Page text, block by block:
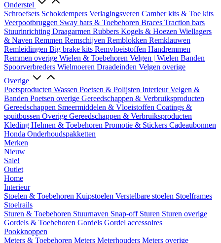
Onderstel
Schroefsets Schokdempers Verlagingsveren Camber kits & Toe kits
Veerpootbruggen Sway bars & Toebehoren Braces Traction bars
Stuurinrichting Draagarmen Rubbers Kogels & Hoezen Wiellagers
& Naven Remmen Remschijven Remblokken Remklauwen
Remleidingen Big brake kits Remvloeistoffen Handremmen
Remmen overige Wielen & Toebehoren Velgen | Wielen Banden
Spoorverbreders Wielmoeren Draadeinden Velgen overige
Overige
Poetsproducten Wassen Poetsen & Polijsten InterieurVelgen &
Banden Poetsen overige Gereedschappen & Verbruiksproducten
Gereedschappen Smeermiddelen & Vloeistoffen Coatings &
spuitbussen Overige Gereedschappen & Verbruiksproducten
Kleding Helmen & Toebehoren Promotie & Stickers Cadeaubonnen
Honda Onderhoudspakketten
Merken
Nieuw
Sale!
Outlet
Home
Interieur
Stoelen & Toebehoren Kuipstoelen Verstelbare stoelen Stoelframes
Stoelrails
Sturen & Toebehoren Stuurnaven Snap-off Sturen Sturen overige
Gordels & Toebehoren Gordels Gordel accessoires
Pookknoppen
Meters & Toebehoren Meters Meterhouders Meters overige